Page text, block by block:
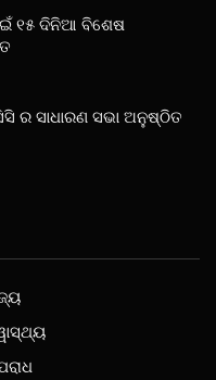
୧୫ ଦିନିଆ ବିଶେଷ
ର ସାଧାରଣ ସଭା ଅନୁଷ୍ଠିତ